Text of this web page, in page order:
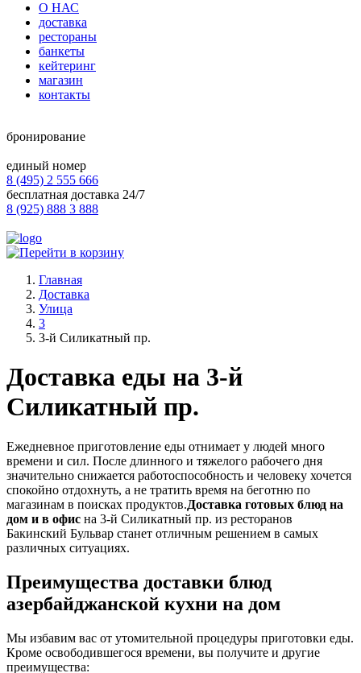
О НАС
доставка
рестораны
банкеты
кейтеринг
магазин
контакты
бронирование
единый номер
8 (495) 2 555 666
бесплатная доставка 24/7
8 (925) 888 3 888
Главная
Доставка
Улица
3
3-й Силикатный пр.
Доставка еды на 3-й
Силикатный пр.
Ежедневное приготовление еды отнимает у людей много
времени и сил. После длинного и тяжелого рабочего дня
значительно снижается работоспособность и человеку хочется
спокойно отдохнуть, а не тратить время на беготню по
магазинам в поисках продуктов.Доставка готовых блюд на
дом и в офис на 3-й Силикатный пр. из ресторанов
Бакинский Бульвар станет отличным решением в самых
различных ситуациях.
Преимущества доставки блюд
азербайджанской кухни на дом
Мы избавим вас от утомительной процедуры приготовки еды.
Кроме освободившегося времени, вы получите и другие
преимущества: